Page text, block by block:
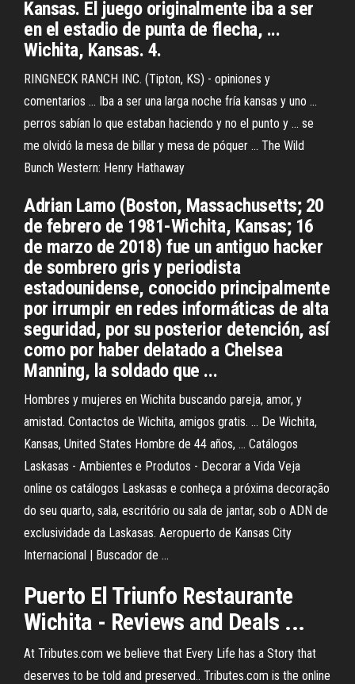
Kansas. El juego originalmente iba a ser
en el estadio de punta de flecha, ...
Wichita, Kansas. 4.
RINGNECK RANCH INC. (Tipton, KS) - opiniones y
comentarios ... Iba a ser una larga noche fría kansas y uno ...
perros sabían lo que estaban haciendo y no el punto y ... se
me olvidó la mesa de billar y mesa de póquer ... The Wild
Bunch Western: Henry Hathaway
Adrian Lamo (Boston, Massachusetts; 20
de febrero de 1981-Wichita, Kansas; 16
de marzo de 2018) fue un antiguo hacker
de sombrero gris y periodista
estadounidense, conocido principalmente
por irrumpir en redes informáticas de alta
seguridad, por su posterior detención, así
como por haber delatado a Chelsea
Manning, la soldado que ...
Hombres y mujeres en Wichita buscando pareja, amor, y
amistad. Contactos de Wichita, amigos gratis. ... De Wichita,
Kansas, United States Hombre de 44 años, ... Catálogos
Laskasas - Ambientes e Produtos - Decorar a Vida Veja
online os catálogos Laskasas e conheça a próxima decoração
do seu quarto, sala, escritório ou sala de jantar, sob o ADN de
exclusividade da Laskasas. Aeropuerto de Kansas City
Internacional | Buscador de ...
Puerto El Triunfo Restaurante
Wichita - Reviews and Deals ...
At Tributes.com we believe that Every Life has a Story that
deserves to be told and preserved.. Tributes.com is the online